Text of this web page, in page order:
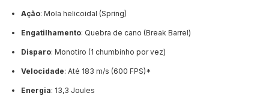
Ação: Mola helicoidal (Spring)
Engatilhamento: Quebra de cano (Break Barrel)
Disparo: Monotiro (1 chumbinho por vez)
Velocidade: Até 183 m/s (600 FPS)*
Energia: 13,3 Joules